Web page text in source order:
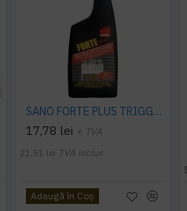
SANO FORTE PLUS TRIGGER, 750ml, detergent arsuri, grasimi
17,78 lei + TVA
21,51 lei TVA inclus
Adaugă în Coş